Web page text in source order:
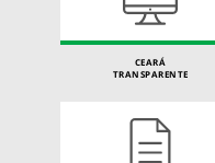
CEARÁ
TRANSPARENTE